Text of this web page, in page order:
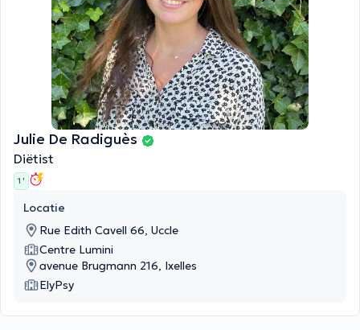
Julie De Radiguès
Diëtist
1 '
Locatie
Rue Edith Cavell 66, Uccle
Centre Lumini
avenue Brugmann 216, Ixelles
ElyPsy